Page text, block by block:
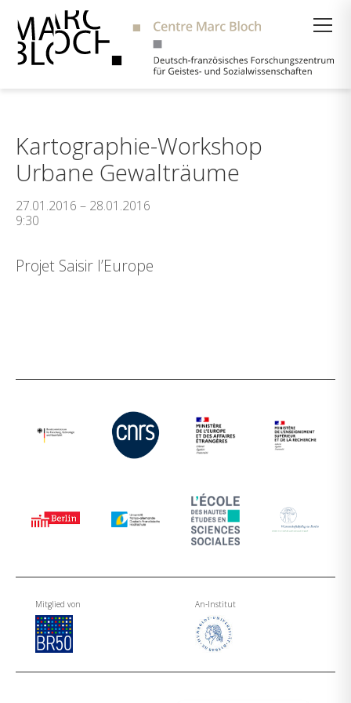
Kartographie-Workshop
Urbane Gewalträume
27.01.2016 – 28.01.2016
9:30
Projet Saisir l’Europe
Mitglied von An-Institut